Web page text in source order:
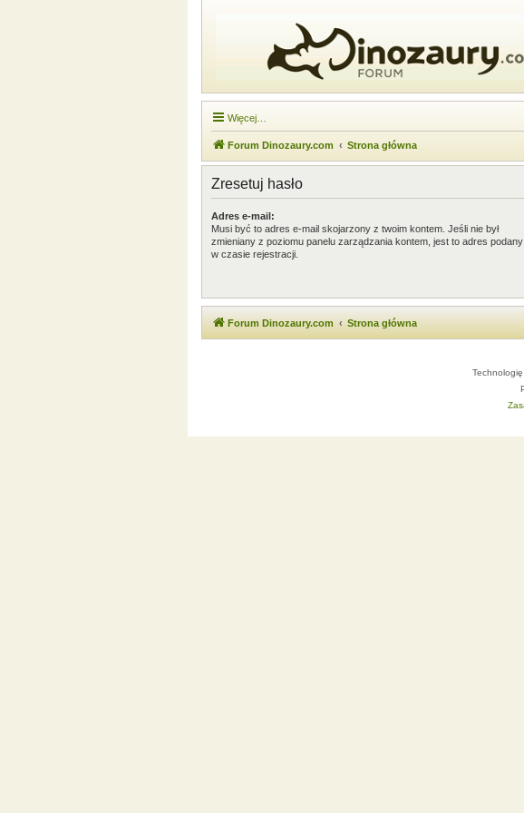
Więcej…
Forum Dinozaury.com Strona główna
Zresetuj hasło
Adres e-mail:
Musi być to adres e-mail skojarzony z twoim kontem. Jeśli nie był
zmieniany z poziomu panelu zarządzania kontem, jest to adres podany
w czasie rejestracji.
Forum Dinozaury.com Strona główna